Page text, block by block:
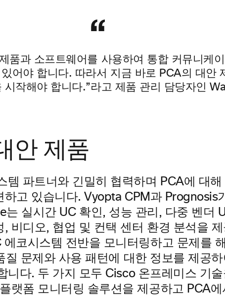
품과 소프트웨어를 사용하여 통합 커뮤니케
어야 합니다. 따라서 지금 바로 PCA의 대안
작해야 합니다.”라고 제품 관리 담당자인
안 제품
템 파트너와 긴밀히 협력하며 PCA에 대해
하고 있습니다. Vyopta CPM과 Prognosis
는 실시간 UC 확인, 성능 관리, 다중 벤더
, 비디오, 협업 및 컨택 센터 환경 분석을
에코시스템 전반을 모니터링하고 문제를
질 문제와 사용 패턴에 대한 정보를 제공
니다. 두 가지 모두 Cisco 온프레미스 기
랫폼 모니터링 솔루션을 제공하고 PCA